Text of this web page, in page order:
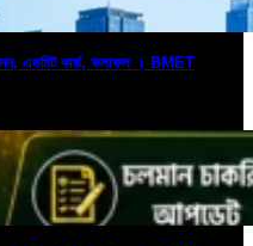
এডমিট কার্ড, ফলাফল । BMET